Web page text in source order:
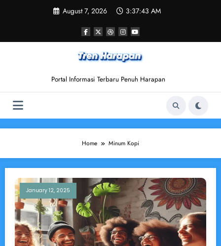
August 7, 2026 3:37:43 AM
Portal Informasi Terbaru Penuh Harapan
Home Minum Kopi
January 12, 2025